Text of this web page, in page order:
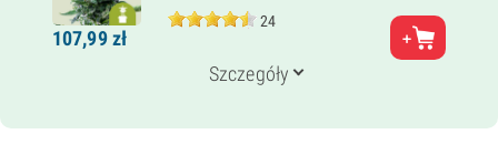
24
Rodzice
Jack Herer x Ruderalis
Indica/Sativa
11–12 tygodni od nasiona do zbiorów
107,99zł
Szczegóły